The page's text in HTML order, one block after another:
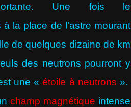
Une fois le
la place de l’astre mourant
de quelques dizaine de km
des neutrons pourront y
une «étoile à neutrons ».
champ magnétique intense